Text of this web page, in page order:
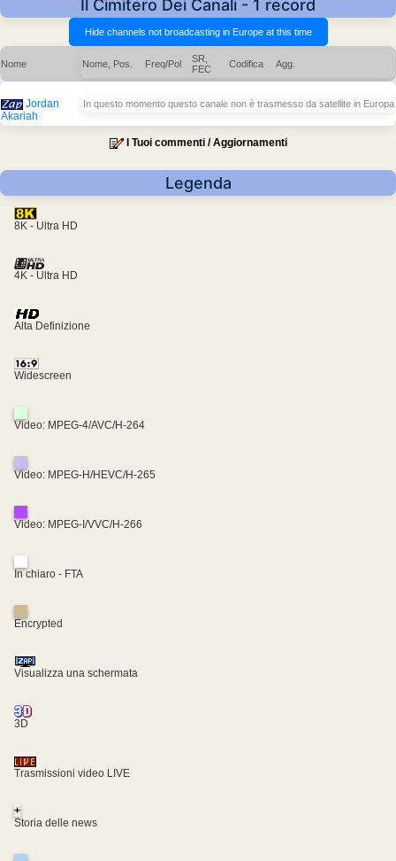
Il Cimitero Dei Canali - 1 record
Nome Nome, Pos. Freq/Pol
SR,
FEC
Codifica Agg.
Jordan
Akariah
In questo momento questo canale non è trasmesso da satellite in Europa
I Tuoi commenti / Aggiornamenti
Legenda
8K - Ultra HD
4K - Ultra HD
Alta Definizione
Widescreen
Video: MPEG-4/AVC/H-264
Video: MPEG-H/HEVC/H-265
Video: MPEG-I/VVC/H-266
In chiaro - FTA
Encrypted
Visualizza una schermata
3D
Trasmissioni video LIVE
+
Storia delle news